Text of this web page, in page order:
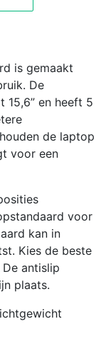
is gemaakt
De
en heeft 5
de laptop
voor een
voor
kan in
Kies de beste
antislip
plaats.